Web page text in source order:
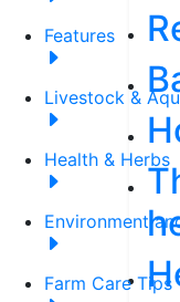
Features
Livestock &
Health & Herbs
Environment
Farm Care Tips